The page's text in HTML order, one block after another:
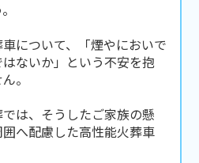
について、「煙やにおいで
ないか」という不安を抱
。
は、そうしたご家族の懸
へ配慮した高性能火葬車